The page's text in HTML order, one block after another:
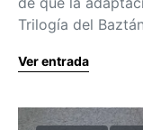
Trilogía del
Ver entrada